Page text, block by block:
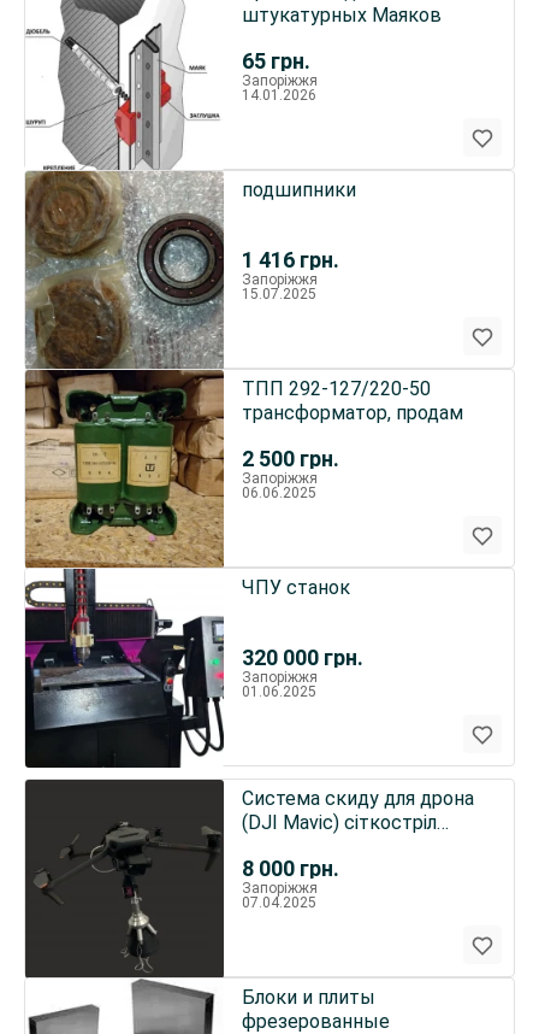
65 грн.
штукатурных Маяков
Запоріжжя
14.01.2026
1 416 грн.
подшипники
Запоріжжя
15.07.2025
2 500 грн.
ТПП 292-127/220-50
трансформатор, продам
Запоріжжя
06.06.2025
320 000 грн.
ЧПУ станок
Запоріжжя
01.06.2025
8 000 грн.
Система скиду для дрона
(DJI Mavic) сіткостріл
Запоріжжя
07.04.2025
Блоки и плиты
фрезерованные